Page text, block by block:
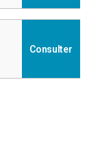
Consulter